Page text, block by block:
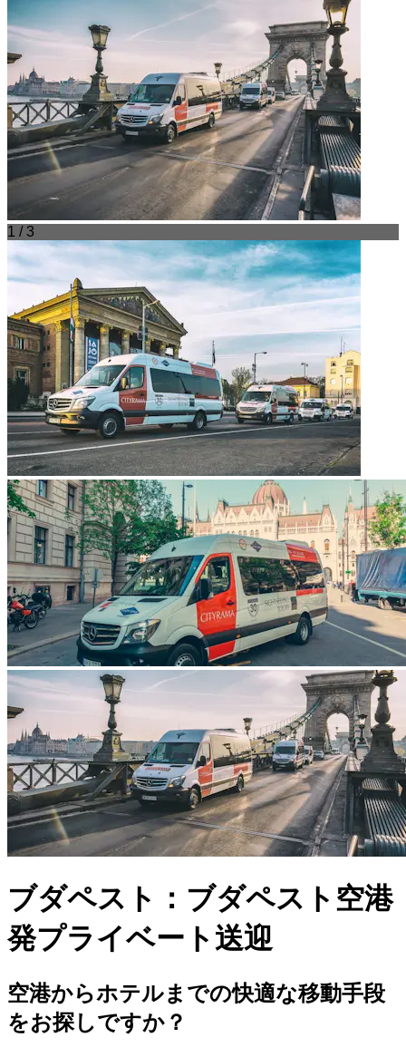
1 / 3
ブダペスト：ブダペスト空港
発プライベート送迎
空港からホテルまでの快適な移動手段
をお探しですか？